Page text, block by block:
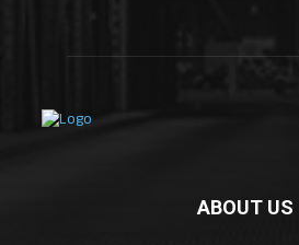
ABOUT US